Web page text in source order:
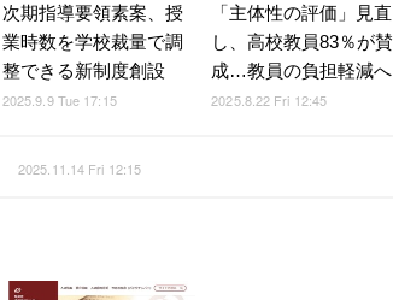
次期指導要領素案、授
業時数を学校裁量で調
整できる新制度創設
2025.9.9 Tue 17:15
「主体性の評価」見直
し、高校教員83％が賛
成…教員の負担軽減へ
2025.8.22 Fri 12:45
2025.11.14 Fri 12:15